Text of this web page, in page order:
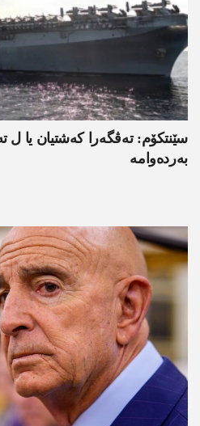
سێنتکۆم: تەڤگەرا کەشتیان یا ل
بەردەوامە